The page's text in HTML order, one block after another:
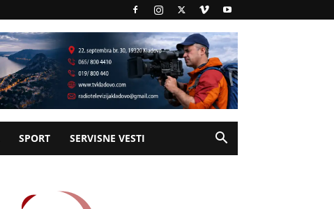
SPORT SERVISNE VESTI